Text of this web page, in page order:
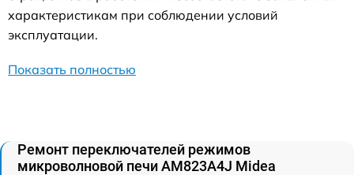
характеристикам при соблюдении условий
эксплуатации.
Показать полностью
Ремонт переключателей режимов
микроволновой печи AM823A4J Midea